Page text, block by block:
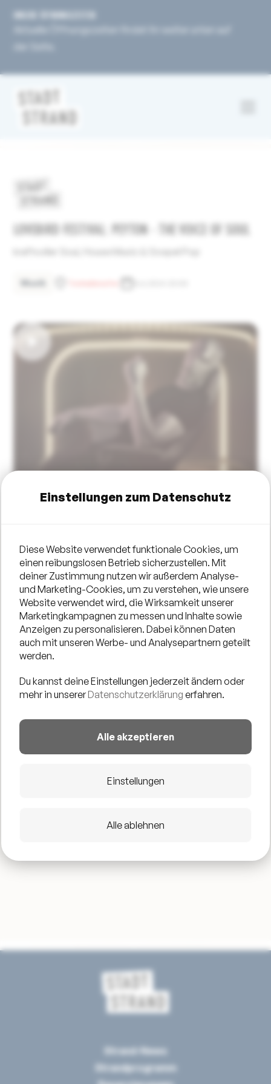
LOVEBIRD FESTIVAL: PEYTON - THE VOICE OF SOUL
Musik
Der amerikanische Soul-SängerPEYTONhat mit seiner
powervollen Stimme die House-Music-Szene der
letzten Jahre entscheidend mitgeprägt. Seine Stimme
ist einzigartig. Smooth as silk (samt wie Seide) und
kraftvoll zugleich. Mehr Soul in einer Stimme geht
eigentlich nicht. Peyton hat seine musikalischen
Sohn eines pentekostalischen Predigers in der Kirche
Einfluss seine weltumspannende Karriere begann. Viele
seiner Songs sind echte Klassiker mit Hymnenstatus
und immer noch in den Clubs dieser Welt zu hören.
ihm den Titel eines der gefühlvollsten und
Strand-News
Strandprogramm
Einstellungen zum Datenschutz
Diese Website verwendet funktionale Cookies, um
einen reibungslosen Betrieb sicherzustellen. Mit
deiner Zustimmung nutzen wir außerdem Analyse-
und Marketing-Cookies, um zu verstehen, wie unsere
Website verwendet wird, die Wirksamkeit unserer
Marketingkampagnen zu messen und Inhalte sowie
Anzeigen zu personalisieren. Dabei können Daten
auch mit unseren Werbe- und Analysepartnern geteilt
werden.
Du kannst deine Einstellungen jederzeit ändern oder
mehr in unsererDatenschutzerklärung erfahren.
Alle akzeptieren
Einstellungen
Alle ablehnen